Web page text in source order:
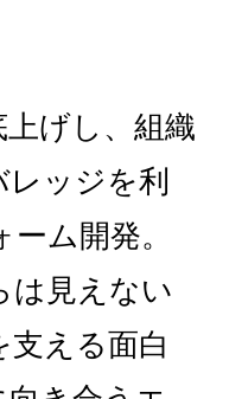
げし、組織
ッジを利
ム開発。
は見えない
支える面白